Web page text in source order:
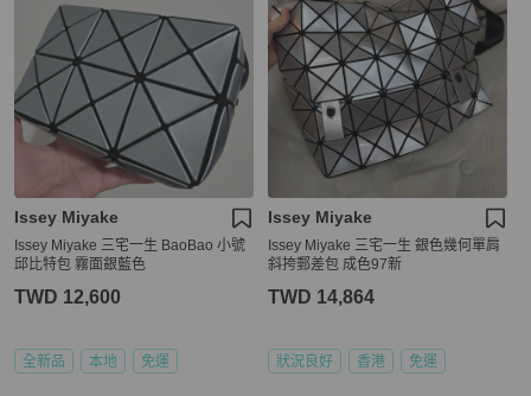
Issey Miyake
Issey Miyake 三宅一生 BaoBao 小號
邱比特包 霧面銀藍色
TWD 12,600
全新品 本地 免運
Issey Miyake
Issey Miyake 三宅一生 銀色幾何單肩
斜挎郵差包 成色97新
TWD 14,864
狀況良好 香港 免運